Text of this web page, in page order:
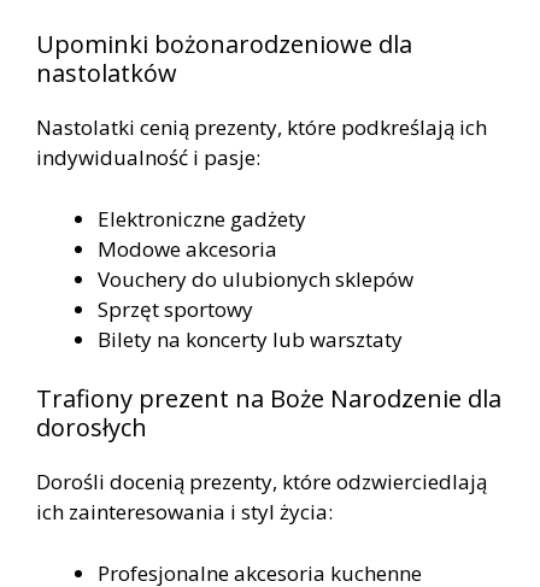
Upominki bożonarodzeniowe dla
nastolatków
Nastolatki cenią prezenty, które podkreślają ich
indywidualność i pasje:
Elektroniczne gadżety
Modowe akcesoria
Vouchery do ulubionych sklepów
Sprzęt sportowy
Bilety na koncerty lub warsztaty
Trafiony prezent na Boże Narodzenie dla
dorosłych
Dorośli docenią prezenty, które odzwierciedlają
ich zainteresowania i styl życia:
Profesjonalne akcesoria kuchenne